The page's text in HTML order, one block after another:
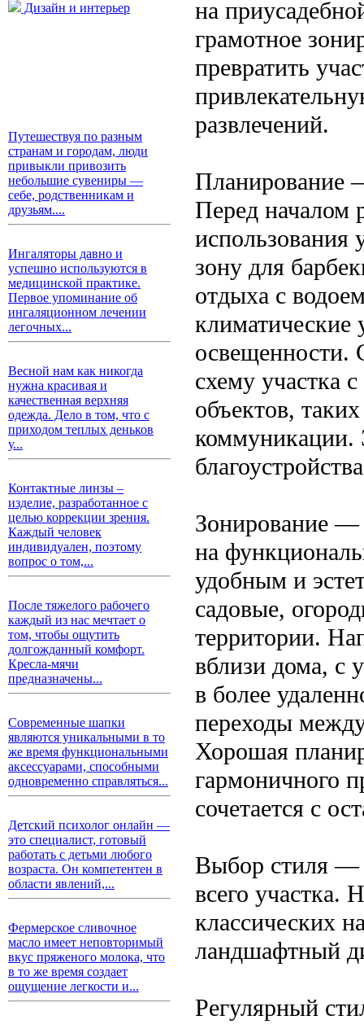
Дизайн и интерьер
Путешествуя по разным
странам и городам, люди
привыкли привозить
небольшие сувениры —
себе, родственникам и
друзьям....
Ингаляторы давно и
успешно используются в
медицинской практике.
Первое упоминание об
ингаляционном лечении
легочных...
Весной нам как никогда
нужна красивая и
качественная верхняя
одежда. Дело в том, что с
приходом теплых деньков
у...
Контактные линзы –
изделие, разработанное с
целью коррекции зрения.
Каждый человек
индивидуален, поэтому
вопрос о том,...
После тяжелого рабочего
каждый из нас мечтает о
том, чтобы ощутить
долгожданный комфорт.
Кресла-мячи
предназначены...
Современные шапки
являются уникальными в то
же время функциональными
аксессуарами, способными
одновременно справляться...
Детский психолог онлайн —
это специалист, готовый
работать с детьми любого
возраста. Он компетентен в
области явлений,...
Фермерское сливочное
масло имеет неповторимый
вкус пряженого молока, что
в то же время создает
ощущение легкости и...
на
грамотное
превратить
развлечений.
Планирование
Перед началом
использования
зону для
отдыха с
климатические
освещенности.
схему участка
объектов,
коммуникации.
Зонирование —
на
удобным и
садовые,
территории.
вблизи дома, с
в более
переходы
Хорошая
гармоничного
сочетается с
Выбор стиля —
всего участка.
классических
ландшафтный
Регулярный